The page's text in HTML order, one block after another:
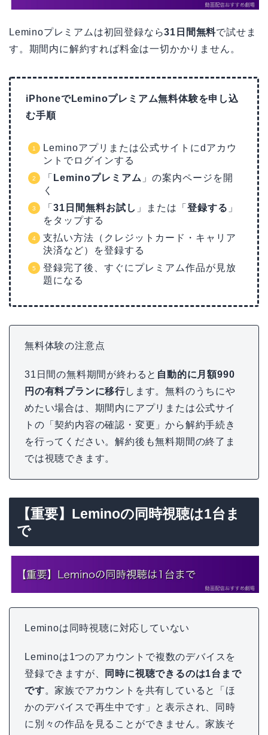
Leminoプレミアムは初回登録なら31日間無料で試せま
す。期間内に解約すれば料金は一切かかりません。
iPhoneでLeminoプレミアム無料体験を申し込
む手順
Leminoアプリまたは公式サイトにdアカウ
ントでログインする
「 Leminoプレミアム 」の案内ページを開
く
「 31日間無料お試し 」または「 登録する 」
をタップする
支払い方法（クレジットカード・キャリア
決済など）を登録する
登録完了後、すぐにプレミアム作品が見放
題になる
無料体験の注意点
31日間の無料期間が終わると 自動的に月額990
円の有料プランに移行します。無料のうちにや
めたい場合は、期間内にアプリまたは公式サイ
トの「契約内容の確認・変更」から解約手続き
を行ってください。解約後も無料期間の終了ま
では視聴できます。
【重要】Leminoの同時視聴は1台ま
で
Leminoは同時視聴に対応していない
Leminoは1つのアカウントで複数のデバイスを
登録できますが、
同時に視聴できるのは1台まで
です。家族でアカウントを共有していると「ほ
かのデバイスで再生中です」と表示され、同時
に別々の作品を見ることができません。家族そ